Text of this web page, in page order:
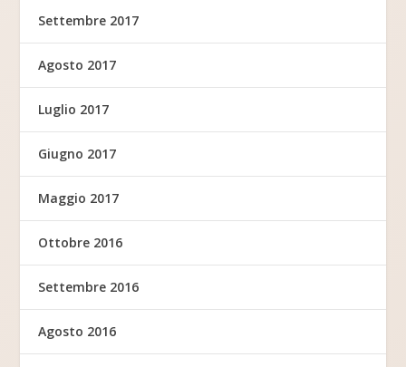
Settembre 2017
Agosto 2017
Luglio 2017
Giugno 2017
Maggio 2017
Ottobre 2016
Settembre 2016
Agosto 2016